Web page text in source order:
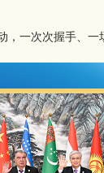
一次次握手、一